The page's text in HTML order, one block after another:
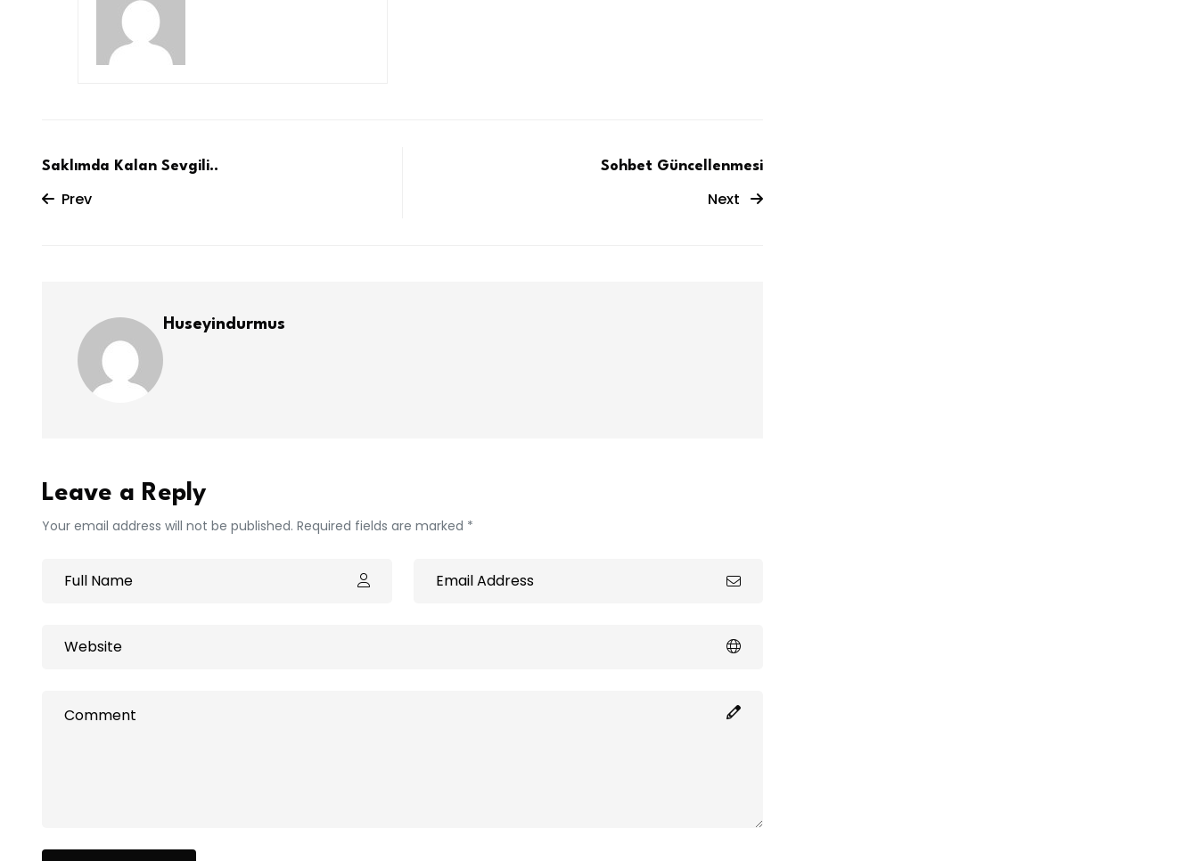
Saklımda Kalan Sevgili..
Prev
Sohbet Güncellenmesi
Next
Huseyindurmus
Leave a Reply
Your email address will not be published. Required fields are marked *